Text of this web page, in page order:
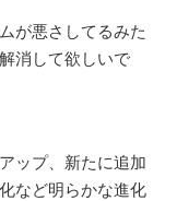
が悪さしてるみた
消して欲しいで
ップ、新たに追加
など明らかな進化